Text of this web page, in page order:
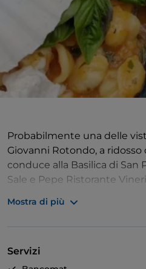
Probabilmente una delle
Giovanni Rotondo, a ridosso
conduce alla Basilica di San
Sale e Pepe Ristorante
che esterno.
sotto il cielo di stelle, rende
Mostra di più
Servizi